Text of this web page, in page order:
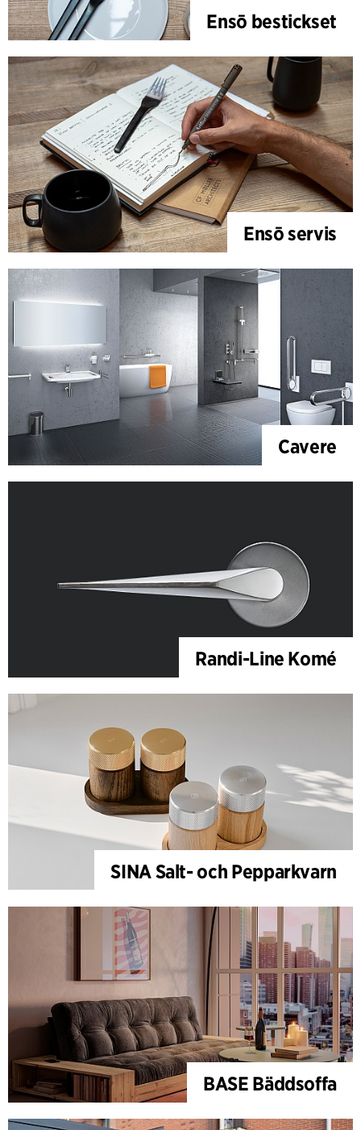
Ensō bestickset
Ensō servis
Cavere
Randi-Line Komé
SINA Salt- och Pepparkvarn
BASE Bäddsoffa